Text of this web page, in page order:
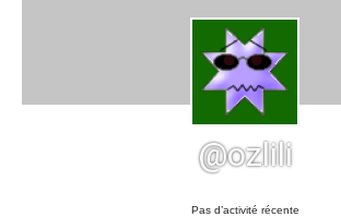
@ozlili
Pas d’activité récente